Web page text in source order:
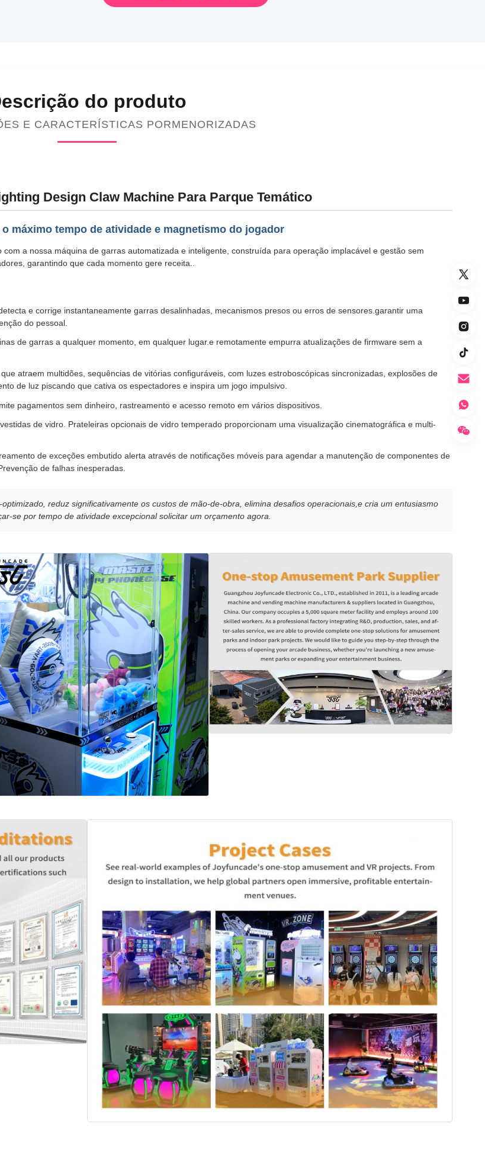
do produto
E CARACTERÍSTICAS PORMENORIZADAS
Design Claw Machine Para Parque Temático
máximo tempo de atividade e magnetismo do jogador
a nossa máquina de garras automatizada e inteligente, construída para operação implacável e gestão sem
garantindo que cada momento gere receita..
e corrige instantaneamente garras desalinhadas, mecanismos presos ou erros de sensores.garantir uma
do pessoal.
de garras a qualquer momento, em qualquer lugar.e remotamente empurra atualizações de firmware sem a
atraem multidões, sequências de vitórias configuráveis, com luzes estroboscópicas sincronizadas, explosões de
de luz piscando que cativa os espectadores e inspira um jogo impulsivo.
pagamentos sem dinheiro, rastreamento e acesso remoto em vários dispositivos.
de vidro. Prateleiras opcionais de vidro temperado proporcionam uma visualização cinematográfica e multi-
de exceções embutido alerta através de notificações móveis para agendar a manutenção de componentes de
de falhas inesperadas.
reduz significativamente os custos de mão-de-obra, elimina desafios operacionais,e cria um entusiasmo
se por tempo de atividade excepcional solicitar um orçamento agora.